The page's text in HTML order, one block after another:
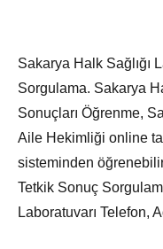
Sakarya Halk Sağlığı
Sorgulama. Sakarya
Sonuçları Öğrenme,
Aile Hekimliği online
sisteminden
Tetkik Sonuç
Laboratuvarı Telefon,